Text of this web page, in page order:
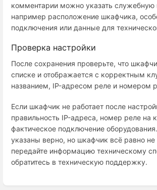
комментарии можно указать
например расположение шкафчика,
подключения или данные для
Проверка настройки
После сохранения проверьте, что
списке и отображается с корректным
названием, IP-адресом реле и номером
Если шкафчик не работает после
правильность IP-адреса, номер реле на
фактическое подключение
указаны верно, но шкафчик всё равно не
передайте информацию техническому
обратитесь в техническую поддержку.